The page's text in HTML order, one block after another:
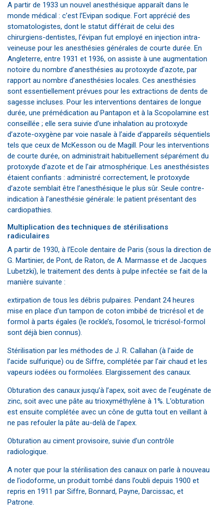
A partir de 1933 un nouvel anesthésique apparaît dans le
monde médical : c’est l’Evipan sodique. Fort apprécié des
stomatologistes, dont le statut différait de celui des
chirurgiens-dentistes, l’évipan fut employé en injection intra-
veineuse pour les anesthésies générales de courte durée. En
Angleterre, entre 1931 et 1936, on assiste à une augmentation
notoire du nombre d’anesthésies au protoxyde d’azote, par
rapport au nombre d’anesthésies locales. Ces anesthésies
sont essentiellement prévues pour les extractions de dents de
sagesse incluses. Pour les interventions dentaires de longue
durée, une prémédication au Pantapon et à la Scopolamine est
conseillée ; elle sera suivie d’une inhalation au protoxyde
d’azote-oxygène par voie nasale à l’aide d’appareils séquentiels
tels que ceux de McKesson ou de Magill. Pour les interventions
de courte durée, on administrait habituellement séparément du
protoxyde d’azote et de l’air atmosphérique. Les anesthésistes
étaient confiants : administré correctement, le protoxyde
d’azote semblait être l’anesthésique le plus sûr. Seule contre-
indication à l’anesthésie générale: le patient présentant des
cardiopathies.
Multiplication des techniques de stérilisations
radiculaires
A partir de 1930, à l’Ecole dentaire de Paris (sous la direction de
G. Martinier, de Pont, de Raton, de A. Marmasse et de Jacques
Lubetzki), le traitement des dents à pulpe infectée se fait de la
manière suivante :
extirpation de tous les débris pulpaires. Pendant 24 heures
mise en place d’un tampon de coton imbibé de tricrésol et de
formol à parts égales (le rockle’s, l’osomol, le tricrésol-formol
sont déjà bien connus).
Stérilisation par les méthodes de J. R. Callahan (à l’aide de
l’acide sulfurique) ou de Siffre, complétée par l’air chaud et les
vapeurs iodées ou formolées. Elargissement des canaux.
Obturation des canaux jusqu’à l’apex, soit avec de l’eugénate de
zinc, soit avec une pâte au trioxyméthylène à 1%. L’obturation
est ensuite complétée avec un cône de gutta tout en veillant à
ne pas refouler la pâte au-delà de l’apex.
Obturation au ciment provisoire, suivie d’un contrôle
radiologique.
A noter que pour la stérilisation des canaux on parle à nouveau
de l’iodoforme, un produit tombé dans l’oubli depuis 1900 et
repris en 1911 par Siffre, Bonnard, Payne, Darcissac, et
Patrone.